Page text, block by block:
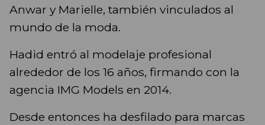
Anwar y Marielle, también vinculados al
mundo de la moda.
Hadid entró al modelaje profesional
alrededor de los 16 años, firmando con la
agencia IMG Models en 2014.
Desde entonces ha desfilado para marcas